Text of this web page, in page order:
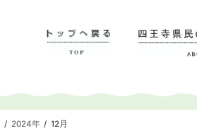
2024年 12月